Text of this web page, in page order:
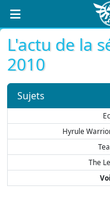
L'actu de la
2010
Sujets
Hyrule
The